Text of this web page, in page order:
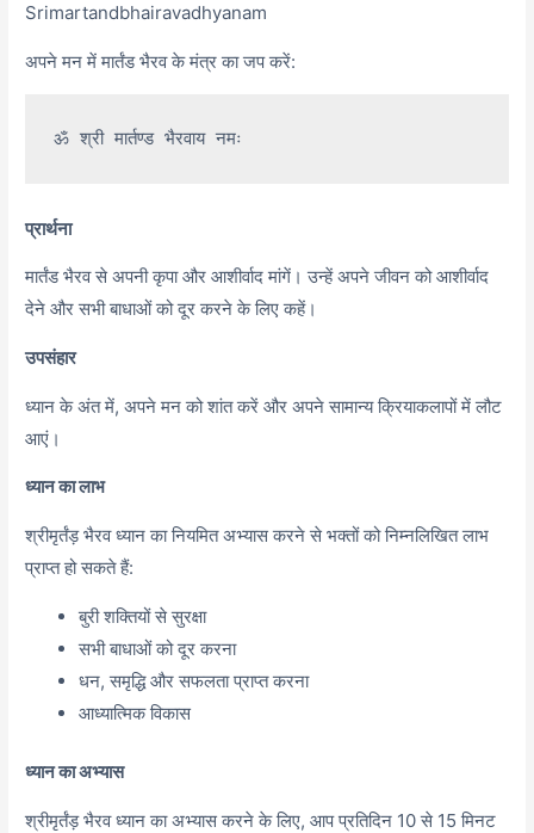
Srimartandbhairavadhyanam
अपने मन में मार्तंड भैरव के मंत्र का जप करें:
प्रार्थना
मार्तंड भैरव से अपनी कृपा और आशीर्वाद मांगें। उन्हें अपने जीवन को आशीर्वाद
देने और सभी बाधाओं को दूर करने के लिए कहें।
उपसंहार
ध्यान के अंत में, अपने मन को शांत करें और अपने सामान्य क्रियाकलापों में लौट
आएं।
ध्यान का लाभ
श्रीमृर्तंड़ भैरव ध्यान का नियमित अभ्यास करने से भक्तों को निम्नलिखित लाभ
प्राप्त हो सकते हैं:
बुरी शक्तियों से सुरक्षा
सभी बाधाओं को दूर करना
धन, समृद्धि और सफलता प्राप्त करना
आध्यात्मिक विकास
ध्यान का अभ्यास
श्रीमृर्तंड़ भैरव ध्यान का अभ्यास करने के लिए, आप प्रतिदिन 10 से 15 मिनट